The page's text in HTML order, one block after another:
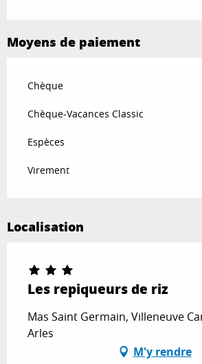
Moyens de paiement
Chèque
Chèque-Vacances Classic
Espèces
Virement
Localisation
Les repiqueurs de riz
Mas Saint Germain, Villeneuve
Arles
M'y rendre